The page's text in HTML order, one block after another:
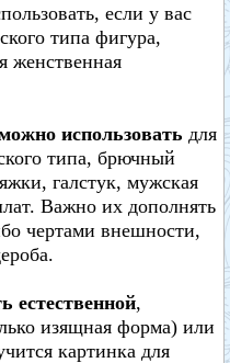
если у вас
типа фигура,
женственная
использовать для
типа, брючный
галстук, мужская
Важно их дополнять
чертами внешности,
естественной,
изящная форма) или
картинка для